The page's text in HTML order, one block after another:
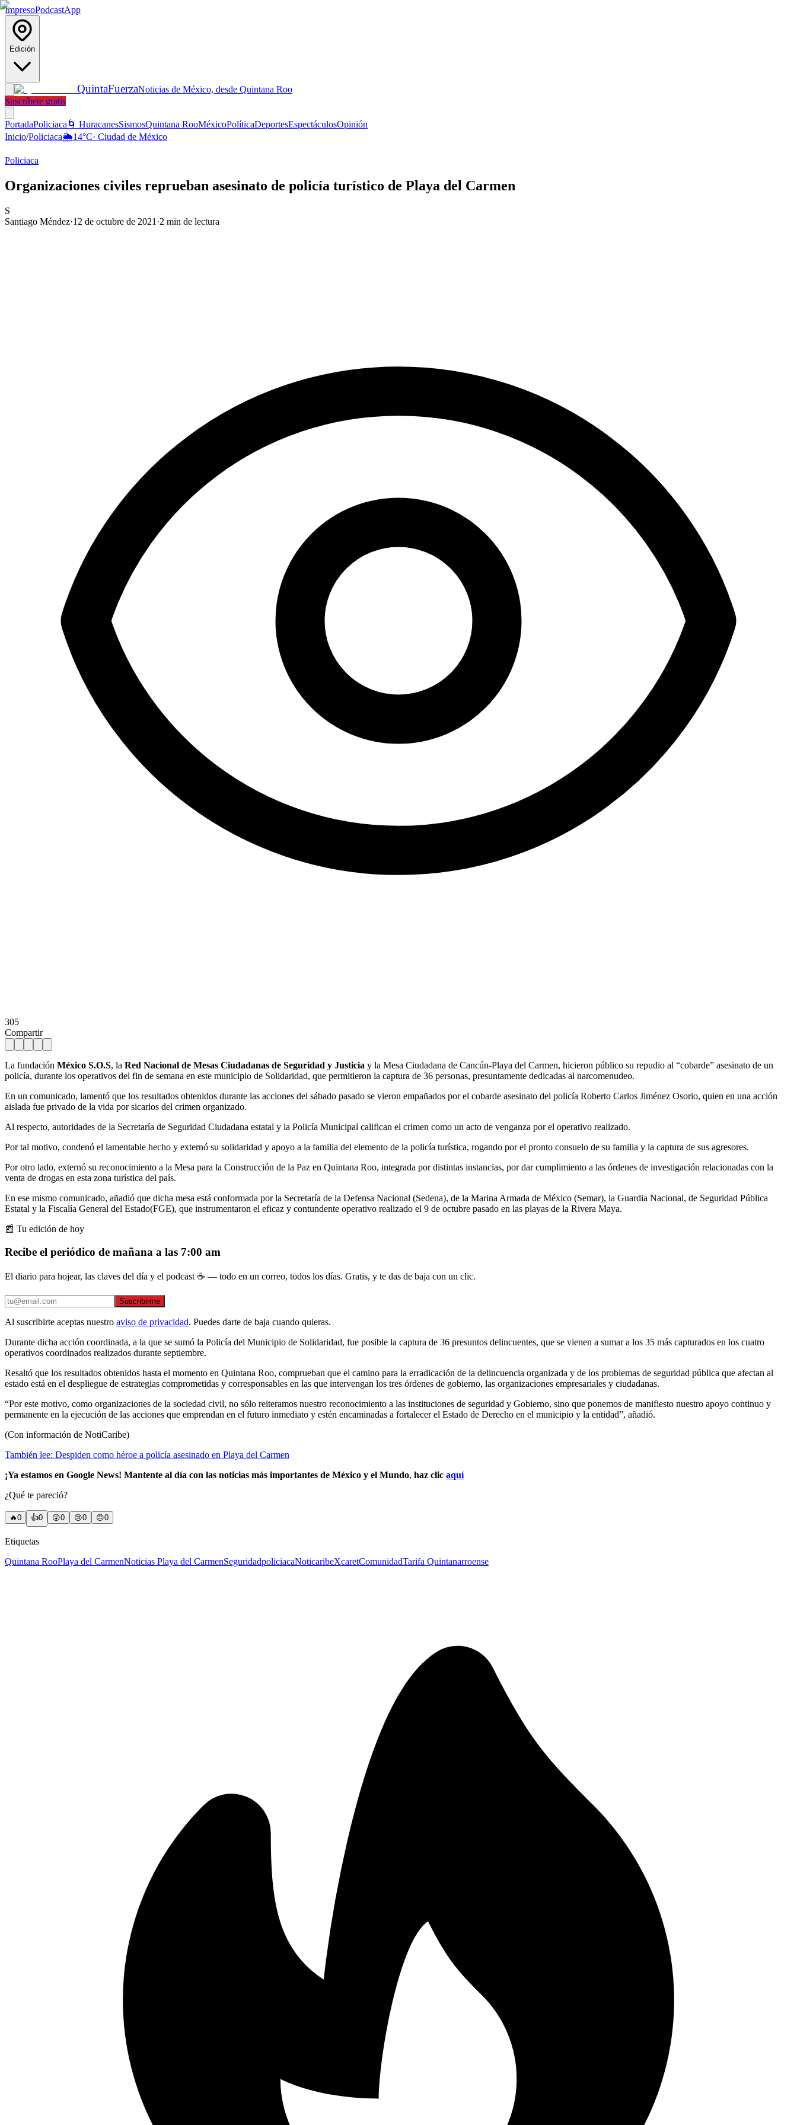
ImpresoPodcastApp
Edición
QuintaFuerzaNoticias de México, desde Quintana Roo
Suscríbete gratis
PortadaPoliciaca 🌀 HuracanesSismosQuintana RooMéxicoPolíticaDeportesEspectáculosOpinión
Inicio/Policiaca🌦️14°C· Ciudad de México
Policiaca
Organizaciones civiles reprueban asesinato de policía turístico de Playa del Carmen
S
Santiago Méndez·12 de octubre de 2021 ·2 min de lectura
305
Compartir
La fundación México S.O.S, la Red Nacional de Mesas Ciudadanas de Seguridad y Justicia y la Mesa Ciudadana de Cancún-Playa del Carmen, hicieron público su repudio al “cobarde” asesinato de un
policía, durante los operativos del fin de semana en este municipio de Solidaridad, que permitieron la captura de 36 personas, presuntamente dedicadas al narcomenudeo.
En un comunicado, lamentó que los resultados obtenidos durante las acciones del sábado pasado se vieron empañados por el cobarde asesinato del policía Roberto Carlos Jiménez Osorio, quien en una acción
aislada fue privado de la vida por sicarios del crimen organizado.
Al respecto, autoridades de la Secretaría de Seguridad Ciudadana estatal y la Policía Municipal califican el crimen como un acto de venganza por el operativo realizado.
Por tal motivo, condenó el lamentable hecho y externó su solidaridad y apoyo a la familia del elemento de la policía turística, rogando por el pronto consuelo de su familia y la captura de sus agresores.
Por otro lado, externó su reconocimiento a la Mesa para la Construcción de la Paz en Quintana Roo, integrada por distintas instancias, por dar cumplimiento a las órdenes de investigación relacionadas con la
venta de drogas en esta zona turística del país.
En ese mismo comunicado, añadió que dicha mesa está conformada por la Secretaría de la Defensa Nacional (Sedena), de la Marina Armada de México (Semar), la Guardia Nacional, de Seguridad Pública
Estatal y la Fiscalía General del Estado(FGE), que instrumentaron el eficaz y contundente operativo realizado el 9 de octubre pasado en las playas de la Rivera Maya.
📰 Tu edición de hoy
Recibe el periódico de mañana a las 7:00 am
El diario para hojear, las claves del día y el podcast ☕ — todo en un correo, todos los días. Gratis, y te das de baja con un clic.
Suscribirme
Al suscribirte aceptas nuestro aviso de privacidad. Puedes darte de baja cuando quieras.
Durante dicha acción coordinada, a la que se sumó la Policía del Municipio de Solidaridad, fue posible la captura de 36 presuntos delincuentes, que se vienen a sumar a los 35 más capturados en los cuatro
operativos coordinados realizados durante septiembre.
Resaltó que los resultados obtenidos hasta el momento en Quintana Roo, comprueban que el camino para la erradicación de la delincuencia organizada y de los problemas de seguridad pública que afectan al
estado está en el despliegue de estrategias comprometidas y corresponsables en las que intervengan los tres órdenes de gobierno, las organizaciones empresariales y ciudadanas.
“Por este motivo, como organizaciones de la sociedad civil, no sólo reiteramos nuestro reconocimiento a las instituciones de seguridad y Gobierno, sino que ponemos de manifiesto nuestro apoyo continuo y
permanente en la ejecución de las acciones que emprendan en el futuro inmediato y estén encaminadas a fortalecer el Estado de Derecho en el municipio y la entidad”, añadió.
(Con información de NotiCaribe)
También lee: Despiden como héroe a policía asesinado en Playa del Carmen
¡Ya estamos en Google News! Mantente al día con las noticias más importantes de México y el Mundo, haz clic aquí
¿Qué te pareció?
🔥0 👍0 😲0 😢0 😠0
Etiquetas
Quintana RooPlaya del CarmenNoticias Playa del CarmenSeguridadpoliciacaNoticaribeXcaretComunidadTarifa Quintanarroense